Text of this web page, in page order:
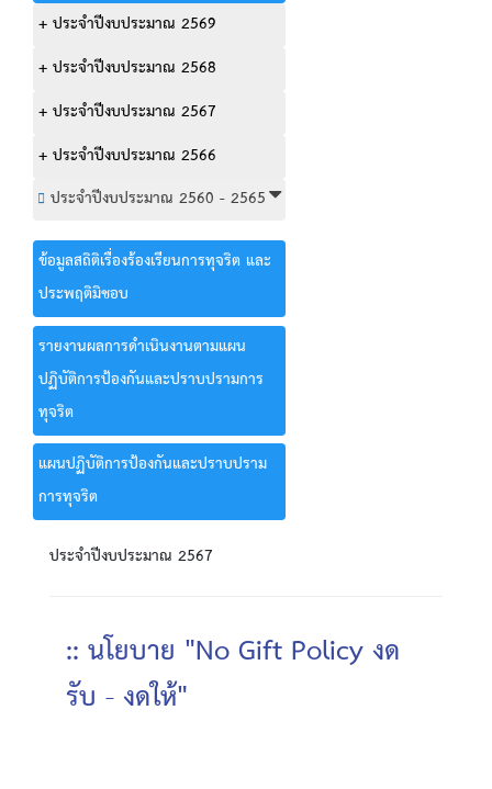
+ ประจำปีงบประมาณ 2569
+ ประจำปีงบประมาณ 2568
+ ประจำปีงบประมาณ 2567
+ ประจำปีงบประมาณ 2566
ประจำปีงบประมาณ 2560 - 2565
ข้อมูลสถิติเรื่องร้องเรียนการทุจริต และ
ประพฤติมิชอบ
รายงานผลการดำเนินงานตามแผน
ปฏิบัติการป้องกันและปราบปรามการ
ทุจริต
แผนปฏิบัติการป้องกันและปราบปราม
การทุจริต
ประจำปีงบประมาณ 2567
:: นโยบาย "No Gift Policy งด
รับ - งดให้"